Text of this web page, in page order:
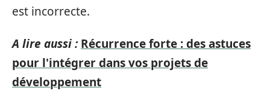
est incorrecte.
A lire aussi : Récurrence forte : des astuces
pour l'intégrer dans vos projets de
développement